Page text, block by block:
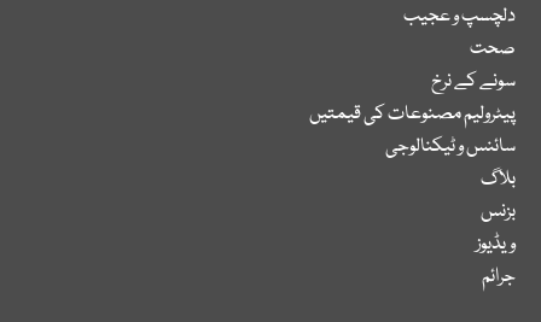
دلچسپ و عجیب
صحت
سونے کے نرخ
پیٹرولیم مصنوعات کی قیمتیں
سائنس و ٹیکنالوجی
بلاگ
بزنس
ویڈیوز
جرائم